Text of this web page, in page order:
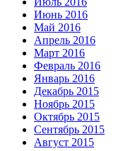
Июнь 2016
Май 2016
Апрель 2016
Март 2016
Февраль 2016
Январь 2016
Декабрь 2015
Ноябрь 2015
Октябрь 2015
Сентябрь 2015
Август 2015